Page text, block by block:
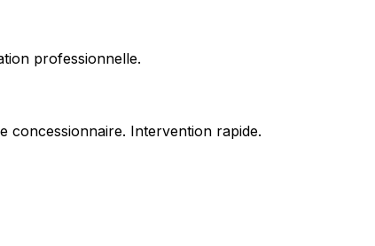
professionnelle.
concessionnaire. Intervention rapide.